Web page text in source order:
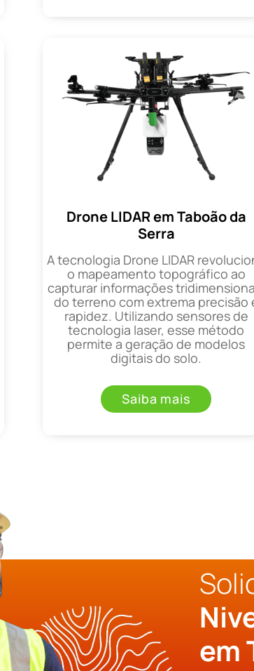
Drone LIDAR em Taboão da
Serra
A tecnologia Drone LIDAR
o mapeamento topográfico ao
capturar informações
do terreno com extrema precisão
rapidez. Utilizando sensores de
tecnologia laser, esse método
permite a geração de modelos
digitais do solo.
Saiba mais
em